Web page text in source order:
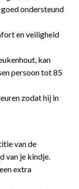
ondersteund
en veiligheid
kan
persoon tot 85
zodat hij in
van de
van je kindje.
extra